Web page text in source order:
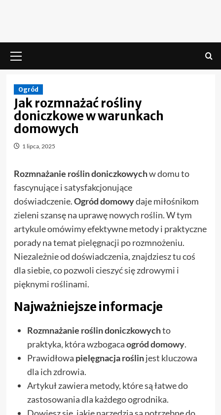
główne
Ogród
Jak rozmnażać rośliny
doniczkowe w warunkach
domowych
1 lipca, 2025
Rozmnażanie roślin doniczkowychw domu to
fascynujące i satysfakcjonujące
doświadczenie.Ogród domowydaje miłośnikom
zieleni szansę na uprawę nowych roślin. W tym
artykule omówimy efektywne metody i praktyczne
porady na temat pielęgnacji po rozmnożeniu.
Niezależnie od doświadczenia, znajdziesz tu coś
dla siebie, co pozwoli cieszyć się zdrowymi i
pięknymi roślinami.
Najważniejsze informacje
Rozmnażanie roślin doniczkowychto
praktyka, która wzbogacaogród domowy.
Prawidłowa pielęgnacja roślinjest kluczowa
dla ich zdrowia.
Artykuł zawiera metody, które są łatwe do
zastosowania dla każdego ogrodnika.